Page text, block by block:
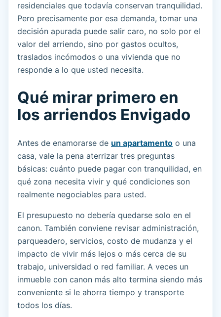
residenciales que todavía conservan tranquilidad.
Pero precisamente por esa demanda, tomar una
decisión apurada puede salir caro, no solo por el
valor del arriendo, sino por gastos ocultos,
traslados incómodos o una vivienda que no
responde a lo que usted necesita.
Qué mirar primero en
los arriendos Envigado
Antes de enamorarse de un apartamento o una
casa, vale la pena aterrizar tres preguntas
básicas: cuánto puede pagar con tranquilidad, en
qué zona necesita vivir y qué condiciones son
realmente negociables para usted.
El presupuesto no debería quedarse solo en el
canon. También conviene revisar administración,
parqueadero, servicios, costo de mudanza y el
impacto de vivir más lejos o más cerca de su
trabajo, universidad o red familiar. A veces un
inmueble con canon más alto termina siendo más
conveniente si le ahorra tiempo y transporte
todos los días.